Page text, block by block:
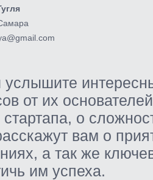
услышите
от их
о
вам о
а так же
им успеха.